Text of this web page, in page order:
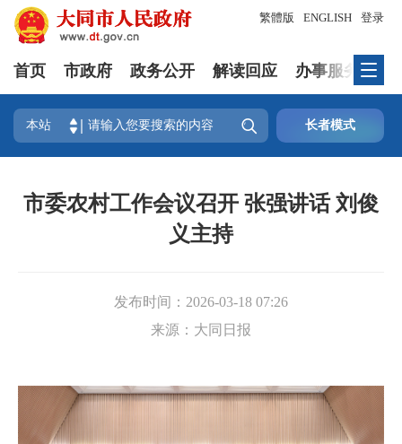
登录
繁體版 ENGLISH
首页 市政府 政务公开 解读回应 办事服务
本站  长者模式
市委农村工作会议召开 张强讲话 刘俊
义主持
发布时间： 2026-03-18 07:26
来源： 大同日报